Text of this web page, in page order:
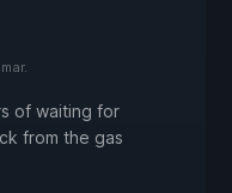
of waiting for
from the gas